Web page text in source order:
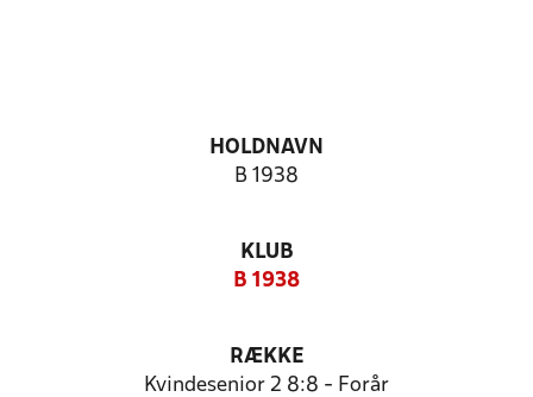
HOLDNAVN
B 1938
KLUB
B 1938
RÆKKE
Kvindesenior 2 8:8 - Forår